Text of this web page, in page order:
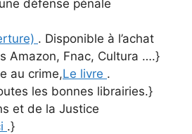
défense pénale
. Disponible à l’achat
Amazon, Fnac, Cultura ….}
au crime,Le livre .
les bonnes librairies.}
et de la Justice
.}